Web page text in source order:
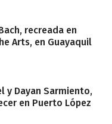
recreada en
Arts, en Guayaquil
y Dayan Sarmiento,
en Puerto López